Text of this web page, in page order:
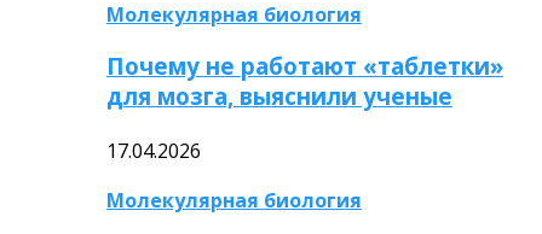
Молекулярная биология
Почему не работают «таблетки»
для мозга, выяснили ученые
17.04.2026
Молекулярная биология